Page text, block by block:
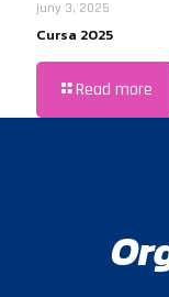
juny 3, 2025
Cursa 2025
Read more